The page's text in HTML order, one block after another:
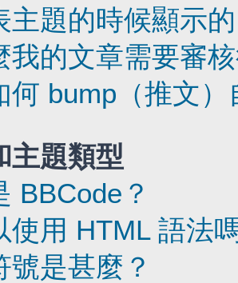
主題的時候顯示
我的文章需要審
何 bump（推文
主題類型
BBCode？
使用 HTML 語法
號是甚麼？